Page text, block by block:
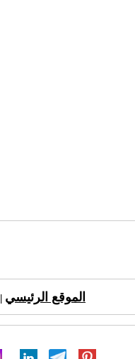
الموقع الرئيسي